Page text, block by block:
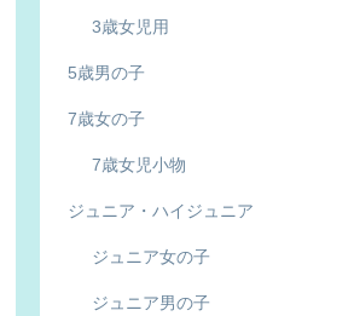
3歳女児用
5歳男の子
7歳女の子
7歳女児小物
ジュニア・ハイジュニア
ジュニア女の子
ジュニア男の子